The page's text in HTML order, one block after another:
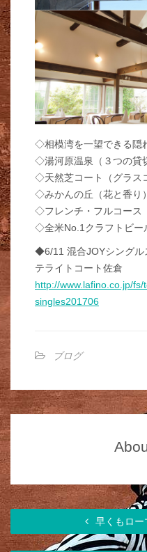
◇相模湾を一望できる隠
◇湯河原温泉（３つの貸
◇天然芝コート（グラス
◇みかんの丘（花と香り）
◇フレンチ・フルコース
◇全米No.1クラフトビー
◆6/11 混合JOYシング
テライトコート佐倉
http://www.lafino.co.jp/
singles201706
ブログ
早くもロー